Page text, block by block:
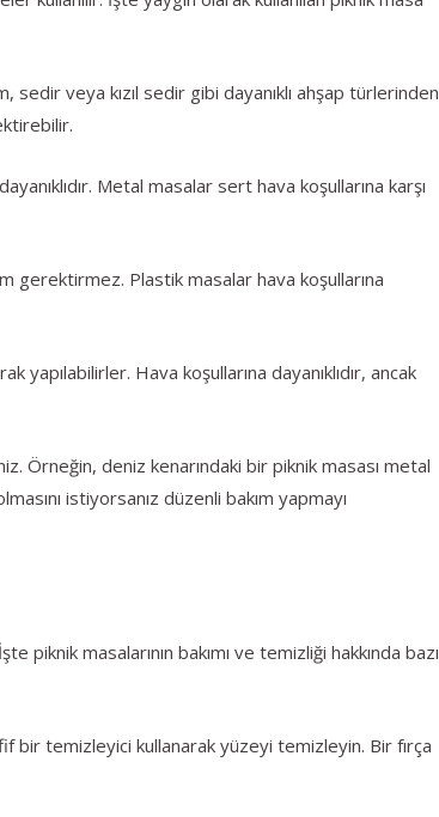
veya kızıl sedir gibi dayanıklı ahşap türlerinden
Metal masalar sert hava koşullarına karşı
gerektirmez. Plastik masalar hava koşullarına
yapılabilirler. Hava koşullarına dayanıklıdır, ancak
Örneğin, deniz kenarındaki bir piknik masası metal
istiyorsanız düzenli bakım yapmayı
masalarının bakımı ve temizliği hakkında bazı
bir temizleyici kullanarak yüzeyi temizleyin. Bir fırça